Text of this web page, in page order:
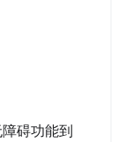
碍功能到